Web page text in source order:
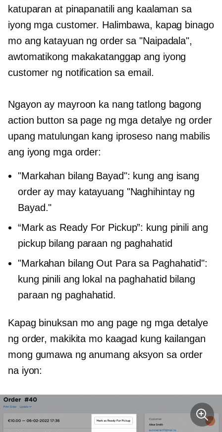
katuparan at pinapanatili ang kaalaman sa
iyong mga customer. Halimbawa, kapag binago
mo ang katayuan ng order sa "Naipadala",
awtomatikong makakatanggap ang iyong
customer ng notification sa email.
Ngayon ay mayroon ka nang tatlong bagong
action button sa page ng mga detalye ng order
upang matulungan kang iproseso nang mabilis
ang iyong mga order:
"Markahan bilang Bayad": kung ang isang
order ay may katayuang "Naghihintay ng
Bayad."
“Mark as Ready For Pickup”: kung pinili ang
pickup bilang paraan ng paghahatid
"Markahan bilang Out Para sa Paghahatid":
kung pinili ang lokal na paghahatid bilang
paraan ng paghahatid.
Kapag binuksan mo ang page ng mga detalye
ng order, makikita mo kaagad kung kailangan
mong gumawa ng anumang aksyon sa order
na iyon: